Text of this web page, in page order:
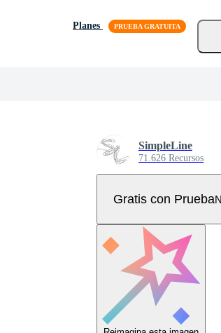
Planes
SimpleLine
71.626 Recursos
Gratis con Prueba